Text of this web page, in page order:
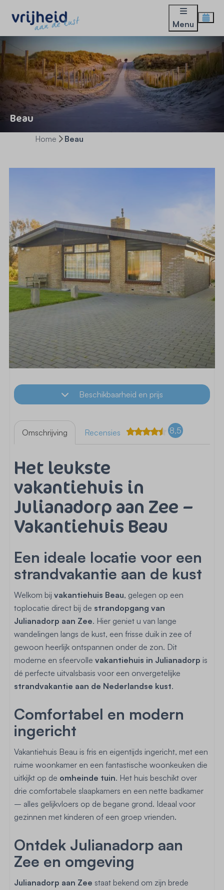
Menu
Beau
Home Beau
Beschikbaarheid en prijs
Omschrijving Recensies 8,5
Het leukste
vakantiehuis in
Julianadorp aan Zee –
Vakantiehuis Beau
Een ideale locatie voor een
strandvakantie aan de kust
Welkom bij vakantiehuis Beau, gelegen op een
toplocatie direct bij de strandopgang van
Julianadorp aan Zee. Hier geniet u van lange
wandelingen langs de kust, een frisse duik in zee of
gewoon heerlijk ontspannen onder de zon. Dit
moderne en sfeervolle vakantiehuis in Julianadorp is
dé perfecte uitvalsbasis voor een onvergetelijke
strandvakantie aan de Nederlandse kust.
Comfortabel en modern
ingericht
Vakantiehuis Beau is fris en eigentijds ingericht, met een
ruime woonkamer en een fantastische woonkeuken die
uitkijkt op de omheinde tuin. Het huis beschikt over
drie comfortabele slaapkamers en een nette badkamer
– alles gelijkvloers op de begane grond. Ideaal voor
gezinnen met kinderen of een groep vrienden.
Ontdek Julianadorp aan
Zee en omgeving
Julianadorp aan Zee staat bekend om zijn brede